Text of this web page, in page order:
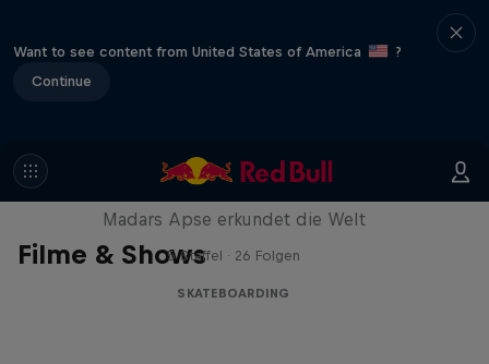
Want to see content from United States of America
?
Continue
Filme & Shows
Skate Tales
Madars Apse erkundet die Welt
5 Staffel · 26 Folgen
SKATEBOARDING